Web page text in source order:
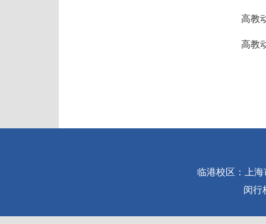
高教
高教
临港校区：上
闵行